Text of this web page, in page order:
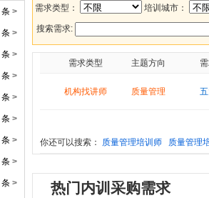
>
>
>
>
>
>
>
>
>
需求类型：
培训城市：
搜索需求:
需求类型 主题方向
机构找讲师 质量管理
你还可以搜索： 质量管理培训师 质量管理
热门内训采购需求